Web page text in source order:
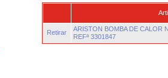
Retirar
ARISTON BOMBA DE CALOR
REFª 3301847